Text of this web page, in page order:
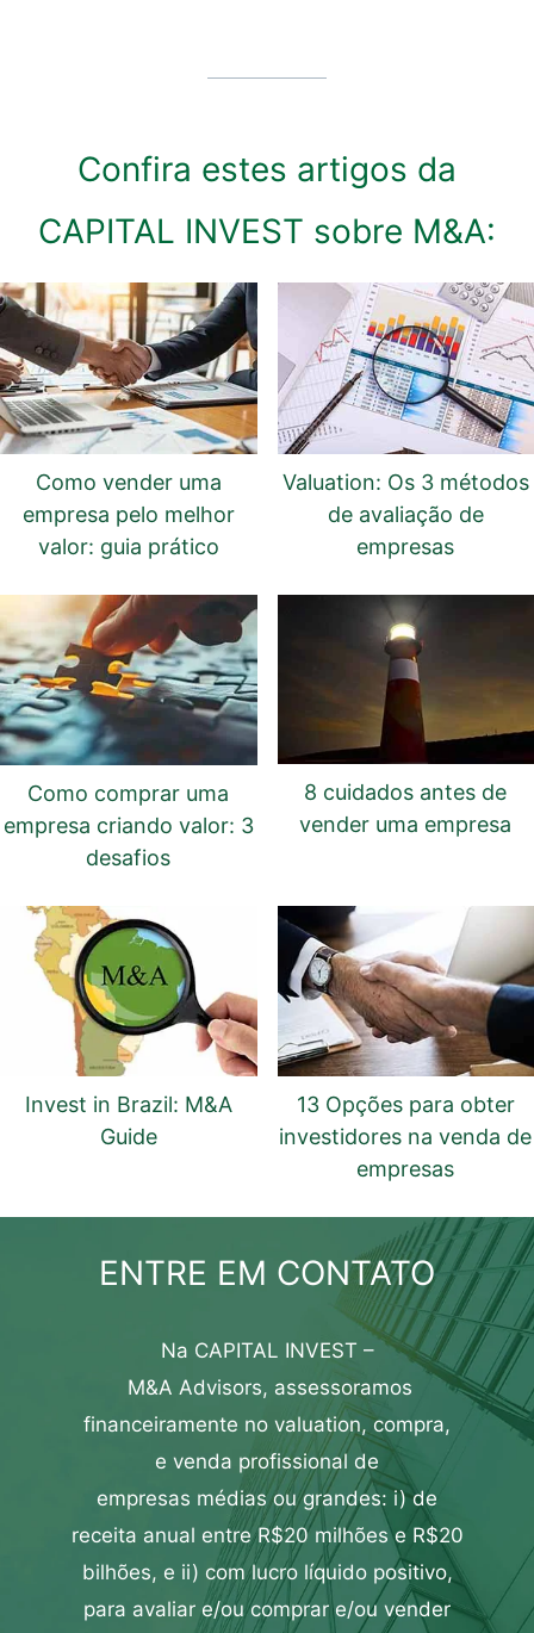
Confira estes artigos da
CAPITAL INVEST sobre M&A:
Como vender uma
empresa pelo melhor
valor: guia prático
Valuation: Os 3 métodos
de avaliação de
empresas
Como comprar uma
empresa criando valor: 3
desafios
8 cuidados antes de
vender uma empresa
Invest in Brazil: M&A
Guide
13 Opções para obter
investidores na venda de
empresas
ENTRE EM CONTATO
Na CAPITAL INVEST –
M&A Advisors, assessoramos
financeiramente no valuation,compra,
e venda profissional de
empresas médias ou grandes: i) de
receita anual entre R$20 milhões e R$20
bilhões, e ii) com lucro líquido positivo,
para avaliar e/oucomprare/ou vender